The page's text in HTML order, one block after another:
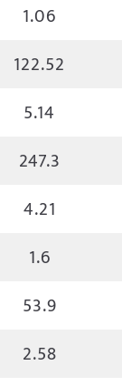
1.06
122.52
5.14
247.3
4.21
1.6
53.9
2.58